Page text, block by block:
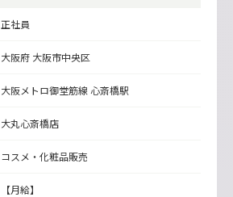
正社員
大阪府 大阪市中央区
大阪メトロ御堂筋線心斎橋駅
大丸心斎橋店
コスメ・化粧品販売
【月給】